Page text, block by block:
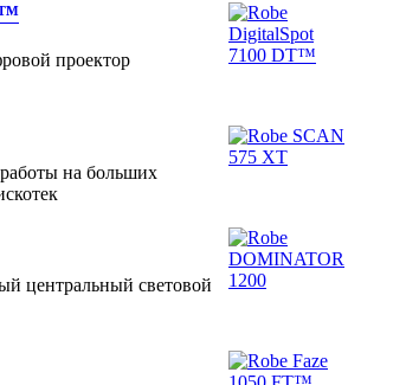
проектор
на больших
центральный световой